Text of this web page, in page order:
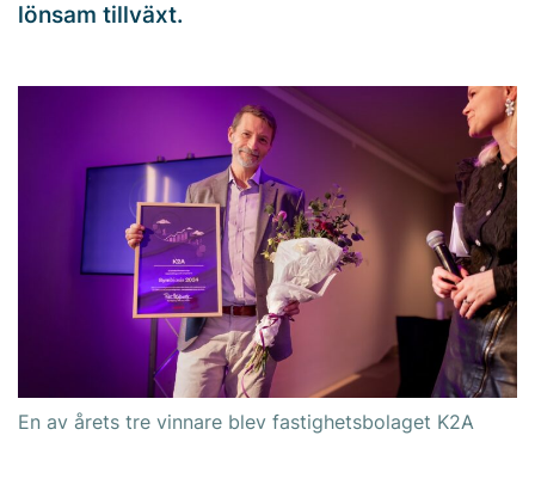
lönsam tillväxt.
En av årets tre vinnare blev fastighetsbolaget K2A